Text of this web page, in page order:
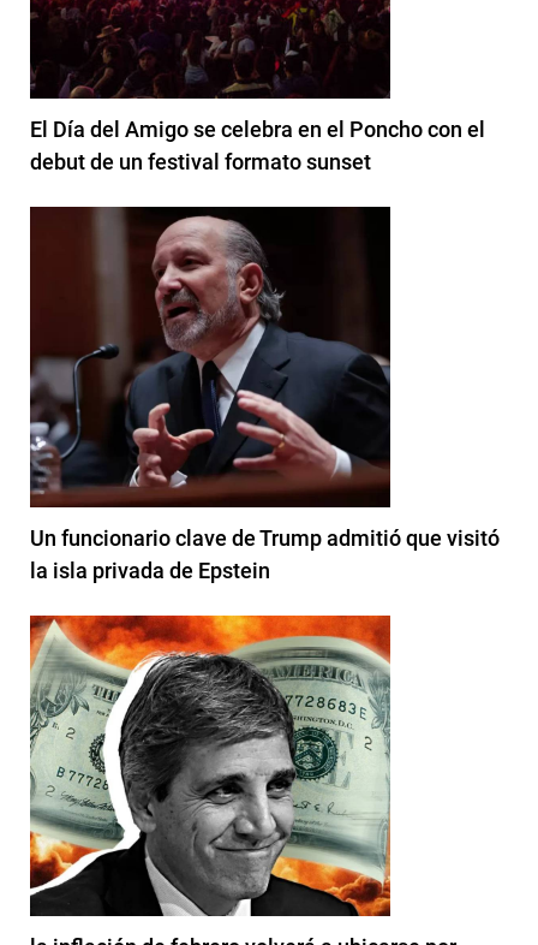
El Día del Amigo se celebra en el Poncho con el
debut de un festival formato sunset
Un funcionario clave de Trump admitió que visitó
la isla privada de Epstein